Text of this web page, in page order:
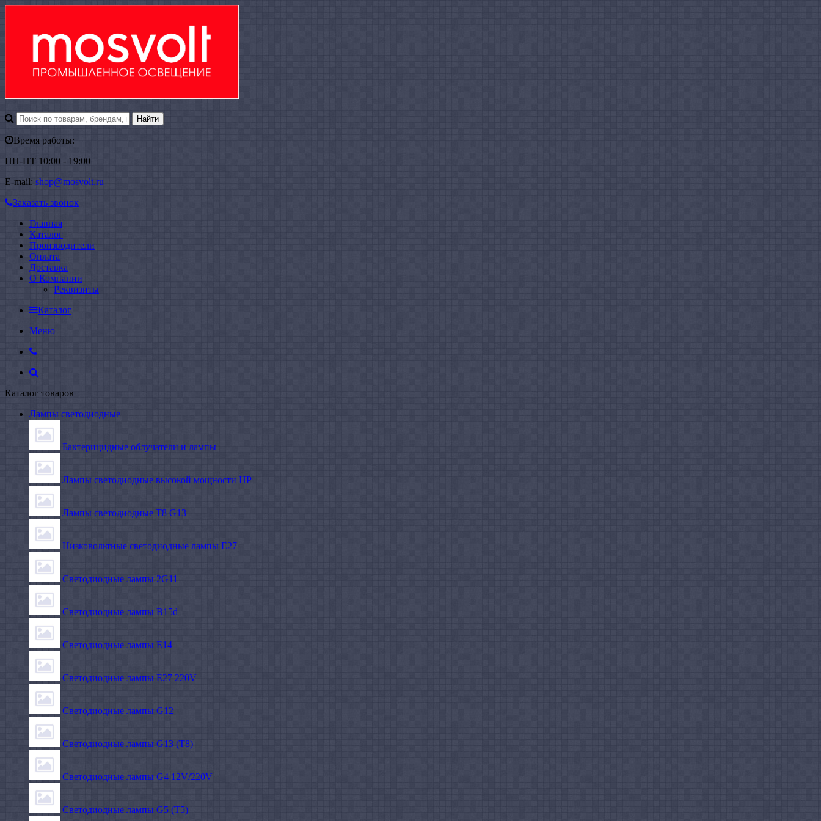
Время работы:
ПН-ПТ 10:00 - 19:00
E-mail: shop@mosvolt.ru
Заказать звонок
Главная
Каталог
Производители
Оплата
Доставка
О Компании
Реквизиты
Каталог
Меню
Каталог товаров
Лампы светодиодные
Бактерицидные облучатели и лампы
Лампы светодиодные высокой мощности HP
Лампы светодиодные Т8 G13
Низковольтные светодиодные лампы E27
Светодиодные лампы 2G11
Светодиодные лампы B15d
Светодиодные лампы E14
Светодиодные лампы E27 220V
Светодиодные лампы G12
Светодиодные лампы G13 (T8)
Светодиодные лампы G4 12V/220V
Светодиодные лампы G5 (T5)